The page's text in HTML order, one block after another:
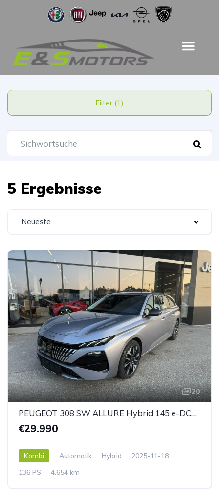
Filter (1)
5 Ergebnisse
Neueste
20
PEUGEOT 308 SW ALLURE Hybrid 145 e-DCS6
€29.990
Kombi Automatik Hybrid
2025-11-18
136 PS
4.654 km